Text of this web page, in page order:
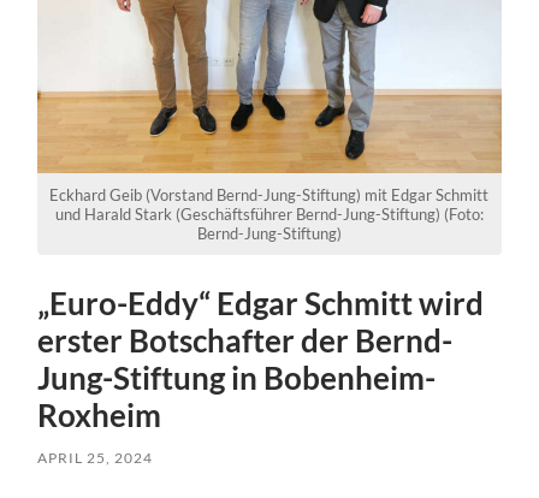
Eckhard Geib (Vorstand Bernd-Jung-Stiftung) mit Edgar Schmitt
und Harald Stark (Geschäftsführer Bernd-Jung-Stiftung) (Foto:
Bernd-Jung-Stiftung)
„Euro-Eddy“ Edgar Schmitt wird
erster Botschafter der Bernd-
Jung-Stiftung in Bobenheim-
Roxheim
APRIL 25, 2024